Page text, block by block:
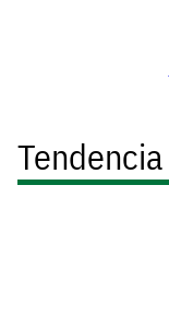
Tendencia